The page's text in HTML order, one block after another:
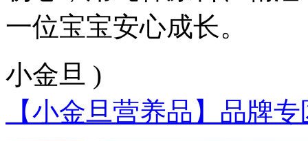
一位宝宝安心成长。
小金旦 )
【小金旦营养品】品牌专